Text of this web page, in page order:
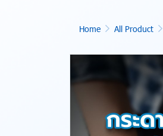
Home All Product